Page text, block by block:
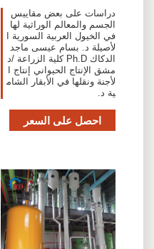
دراسات على بعض مقاييس
الجسم والمعالم الوراثية لها
في الخيول العربية السورية ا
لأصيلة د. بسام عيسى ماجد
الدكاك Ph.D كلية الزراعة /د
مشق الإنتاج الحيواني إنتاج ا
لأجنة ونقلها في الأبقار الشام
ية د.
احصل على السعر